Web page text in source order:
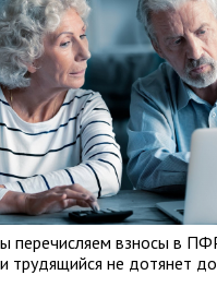
перечисляем взносы в
трудящийся не дотянет